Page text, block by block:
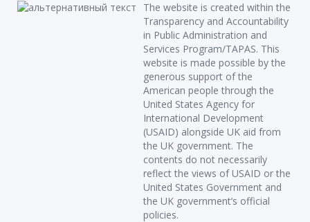
The website is created within the
Transparency and Accountability
in Public Administration and
Services Program/TAPAS. This
website is made possible by the
generous support of the
American people through the
United States Agency for
International Development
(USAID) alongside UK aid from
the UK government. The
contents do not necessarily
reflect the views of USAID or the
United States Government and
the UK government’s official
policies.